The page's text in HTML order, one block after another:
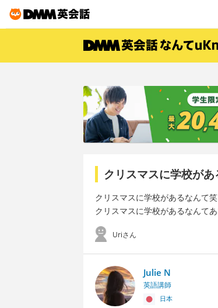
クリスマスに学校が
クリスマスに学校があるなんて
クリスマスに学校があるなんて
Uriさん
Julie N
英語講師
日本